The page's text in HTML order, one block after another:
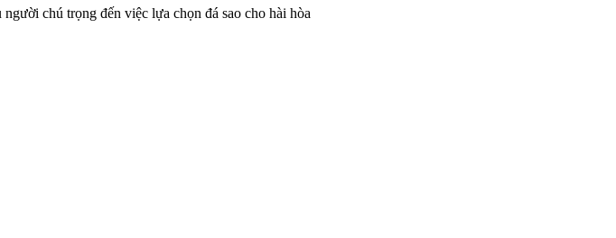
chú trọng đến việc lựa chọn đá sao cho hài hòa